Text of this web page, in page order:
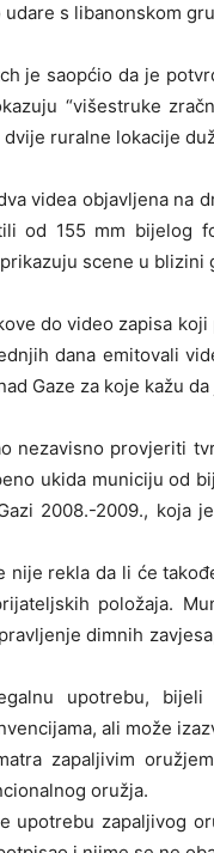
s libanonskom
je saopćio da je
“višestruke
ruralne lokacije
videa objavljena na
od 155 mm bijelog
scene u
do video zapisa
dana emitovali
Gaze za koje kažu
nezavisno provjeriti
ukida municiju od
2008.-2009., koja
nije rekla da li će
položaja.
dimnih
upotrebu,
ali može
zapaljivim
oružja.
upotrebu zapaljivog